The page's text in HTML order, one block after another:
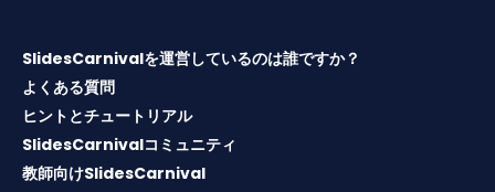
SlidesCarnivalを運営しているのは誰ですか？
よくある質問
ヒントとチュートリアル
SlidesCarnivalコミュニティ
教師向けSlidesCarnival